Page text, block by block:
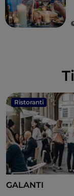
Ristoranti
GALANTI